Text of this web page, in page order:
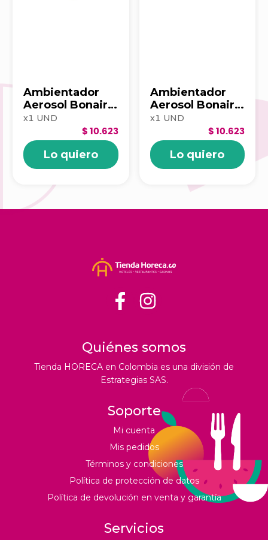
Ambientador
Aerosol Bonaire
400Ml Orquidea
De Los Andes
Floral
x1 UND
$ 10.623
Lo quiero
Ambientador
Aerosol Bonaire
400Ml Frutos
Rojos Mora
Silvestres
x1 UND
$ 10.623
Lo quiero
Quiénes somos
Tienda HORECA en Colombia es una división de
Estrategias SAS.
Soporte
Mi cuenta
Mis pedidos
Términos y condiciones
Política de protección de datos
Política de devolución en venta y garantía
Servicios